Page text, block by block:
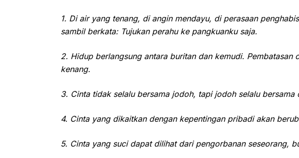
1. Di air yang tenang, di angin mendayu, di perasaan
sambil berkata: Tujukan perahu ke pangkuanku saja.
2. Hidup berlangsung antara buritan dan kemudi. Pembatasan
kenang.
3. Cinta tidak selalu bersama jodoh, tapi jodoh selalu bersama
4. Cinta yang dikaitkan dengan kepentingan pribadi akan
5. Cinta yang suci dapat dilihat dari pengorbanan seseorang,